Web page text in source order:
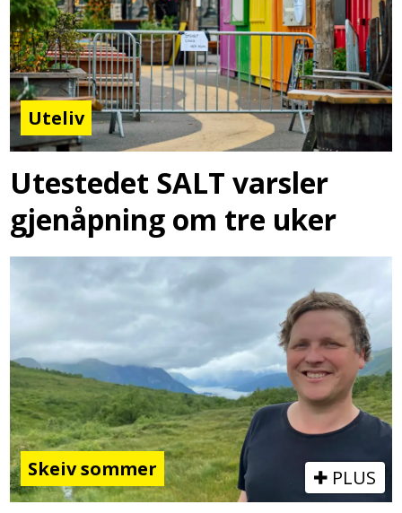
Uteliv
Utestedet SALT varsler
gjenåpning om tre uker
Skeiv sommer PLUS